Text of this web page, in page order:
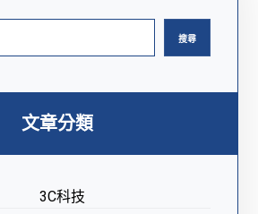
搜尋
文章分類
3C科技